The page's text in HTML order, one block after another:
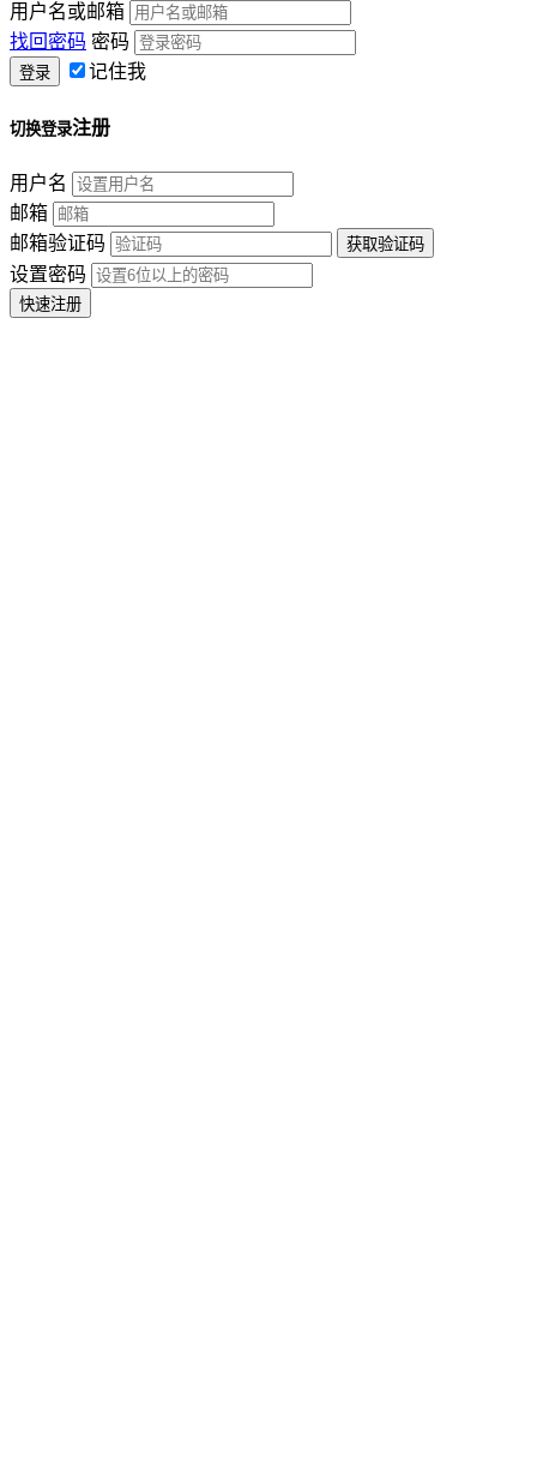
用户名或邮箱
找回密码 密码
记住我
切换登录注册
用户名
邮箱
邮箱验证码
设置密码